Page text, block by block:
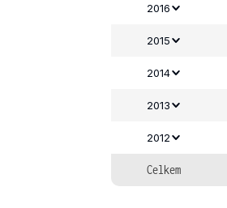
2016
2015
2014
2013
2012
Celkem